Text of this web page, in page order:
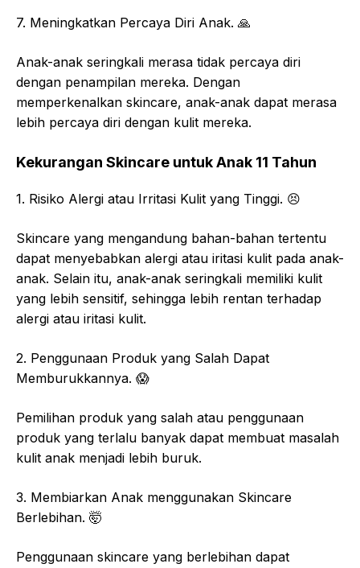
7. Meningkatkan Percaya Diri Anak. 🙏
Anak-anak seringkali merasa tidak percaya diri
dengan penampilan mereka. Dengan
memperkenalkan skincare, anak-anak dapat merasa
lebih percaya diri dengan kulit mereka.
Kekurangan Skincare untuk Anak 11 Tahun
1. Risiko Alergi atau Irritasi Kulit yang Tinggi. 😣
Skincare yang mengandung bahan-bahan tertentu
dapat menyebabkan alergi atau iritasi kulit pada anak-
anak. Selain itu, anak-anak seringkali memiliki kulit
yang lebih sensitif, sehingga lebih rentan terhadap
alergi atau iritasi kulit.
2. Penggunaan Produk yang Salah Dapat
Memburukkannya. 😱
Pemilihan produk yang salah atau penggunaan
produk yang terlalu banyak dapat membuat masalah
kulit anak menjadi lebih buruk.
3. Membiarkan Anak menggunakan Skincare
Berlebihan. 🤯
Penggunaan skincare yang berlebihan dapat